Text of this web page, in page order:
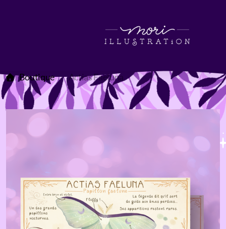
Boutique Actias Faeluna